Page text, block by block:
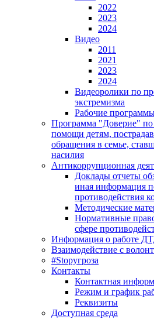
2022
2023
2024
Видео
2011
2021
2023
2024
Видеоролики по
экстремизма
Рабочие
Программа "Доверие"
помощи детям,
обращения в семье,
насилия
Антикоррупционная
Доклады отчеты
иная информация
противодействия
Методические
Нормативные
сфере
Информация о работе
Взаимодействие с
#Stopугроза
Контакты
Контактная
Режим и график
Реквизиты
Доступная среда